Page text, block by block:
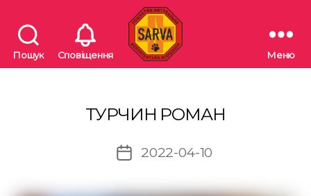
Пошук Сповіщення
"SARVA"
волонтерська
асоціація
Меню
ТУРЧИН РОМАН
Дата2022-04-10